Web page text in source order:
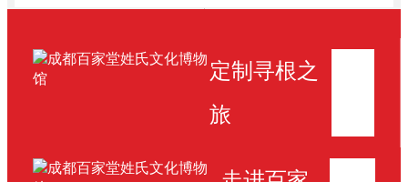
定制寻根之
旅